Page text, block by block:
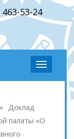
53-24
» Доклад
палаты «О